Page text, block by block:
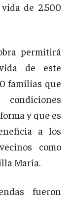
de 2.500
permitirá
de este
familias que
y que es
a los
como
María.
fueron